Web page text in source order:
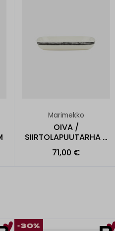
Marimekko
OIVA /
SIIRTOLAPUUTARHA -
TARJOILUASTIA
18X25CM
71,00 €
-30%